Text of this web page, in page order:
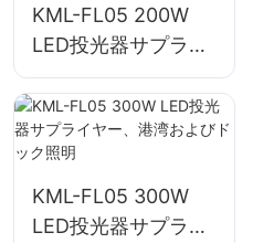
KML-FL05 200W
LED投光器サプライ
ヤー、緊急および災
害救助現場の照明
KML-FL05 300W
LED投光器サプライ